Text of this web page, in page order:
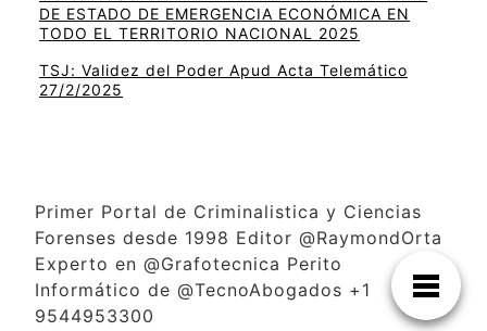
DE ESTADO DE EMERGENCIA ECONÓMICA EN
TODO EL TERRITORIO NACIONAL 2025
TSJ: Validez del Poder Apud Acta Telemático
27/2/2025
Primer Portal de Criminalistica y Ciencias
Forenses desde 1998 Editor @RaymondOrta
Experto en @Grafotecnica Perito
Informático de @TecnoAbogados +1
9544953300